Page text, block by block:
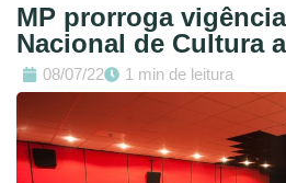
MP prorroga
Nacional de Cultura
08/07/22 1 min de leitura